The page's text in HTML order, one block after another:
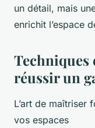
un détail, mais
enrichit l’espace
Techniques
réussir un
L’art de maîtriser
vos espaces